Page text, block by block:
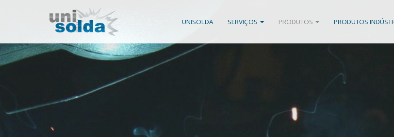
UNISOLDA SERVIÇOS PRODUTOS PRODUTOS